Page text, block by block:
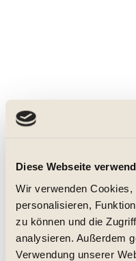
Diese Webseite
Wir verwenden
personalisieren,
zu können und die
analysieren. Außerdem
Verwendung unserer
Monte Paschoal
Dezent mild, fruchtig
7,45 € *
Inhalt:0.75 Liter (9,93 € * / 1 Liter)
inkl. MwSt.zzgl. Versandkosten